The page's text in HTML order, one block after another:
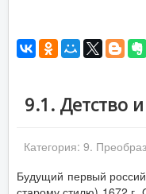
9.1. Детство
Категория: 9.
Будущий первый